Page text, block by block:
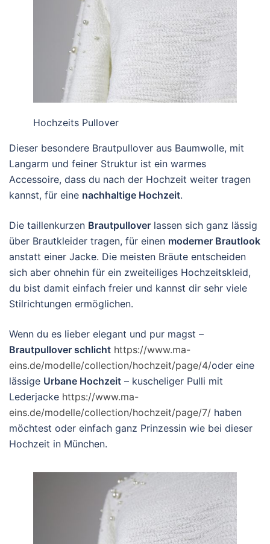
Hochzeits Pullover
Dieser besondere Brautpullover aus Baumwolle, mit
Langarm und feiner Struktur ist ein warmes
Accessoire, dass du nach der Hochzeit weiter tragen
kannst, für eine nachhaltige Hochzeit.
Die taillenkurzen Brautpullover lassen sich ganz lässig
über Brautkleider tragen, für einen moderner Brautlook
anstatt einer Jacke. Die meisten Bräute entscheiden
sich aber ohnehin für ein zweiteiliges Hochzeitskleid,
du bist damit einfach freier und kannst dir sehr viele
Stilrichtungen ermöglichen.
Wenn du es lieber elegant und pur magst –
Brautpullover schlicht https://www.ma-
eins.de/modelle/collection/hochzeit/page/4/oder eine
lässige Urbane Hochzeit – kuscheliger Pulli mit
Lederjacke https://www.ma-
eins.de/modelle/collection/hochzeit/page/7/ haben
möchtest oder einfach ganz Prinzessin wie bei dieser
Hochzeit in München.